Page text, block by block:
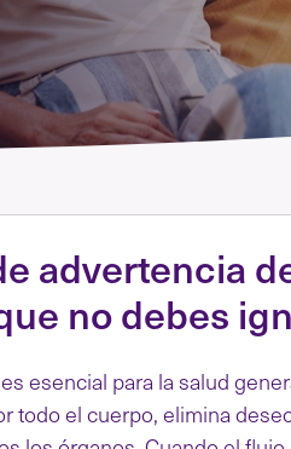
advertencia
no debes
esencial para la salud
todo el cuerpo, elimina